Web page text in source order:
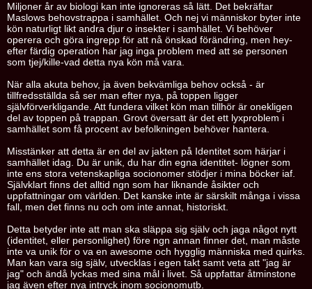
Miljoner år av biologi kan inte ignoreras så lätt. Det bekräftar
Maslows behovstrappa i samhället. Och nej vi människor byter inte
kön naturligt likt andra djur o insekter i samhället. Vi behöver
operera och göra ingrepp för att nå önskad förändring, men hey-
efter färdig operation har jag inga problem med att se personen
som tjej/kille-vad detta nya kön må vara.
När alla akuta behov, ja även bekvämliga behov också - är
tillfredsställda så ser man efter nya, på toppen ligger
självförverkligande. Att fundera vilket kön man tillhör är onekligen
del av toppen på trappan. Grovt översatt är det ett lyxproblem i
samhället som få procent av befolkningen behöver hantera.
Misstänker att detta är en del av jakten på Identitet som härjar i
samhället idag. Du är unik, du har din egna identitet- lögner som
inte ens stora vetenskapliga socionomer stödjer i mina böcker iaf.
Självklart finns det alltid ngn som har liknande åsikter och
uppfattningar om världen. Det kanske inte är särskilt många i vissa
fall, men det finns nu och om inte annat, historiskt.
Detta betyder inte att man ska släppa sig själv och jaga något nytt
(identitet, eller personlighet) före ngn annan finner det, man måste
inte va unik för o va en awesome och hygglig människa med quirks.
Man kan vara sig själv, utvecklas i egen takt samt veta att "jag är
jag" och ändå lyckas med sina mål i livet. Så uppfattar åtminstone
jag även efter nya intryck inom socionomutb.